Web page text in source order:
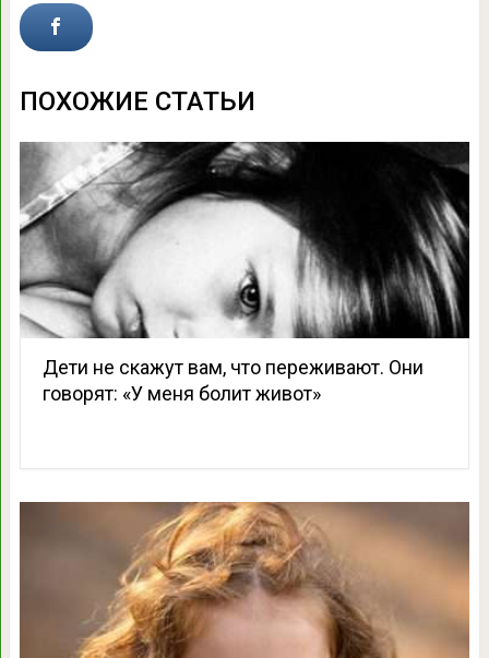
ПОХОЖИЕ СТАТЬИ
Дети не скажут вам, что переживают. Они
говорят: «У меня болит живот»